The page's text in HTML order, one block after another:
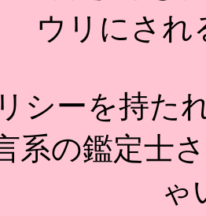
ウリにされ
シーを持た
系の鑑定士
ゃ